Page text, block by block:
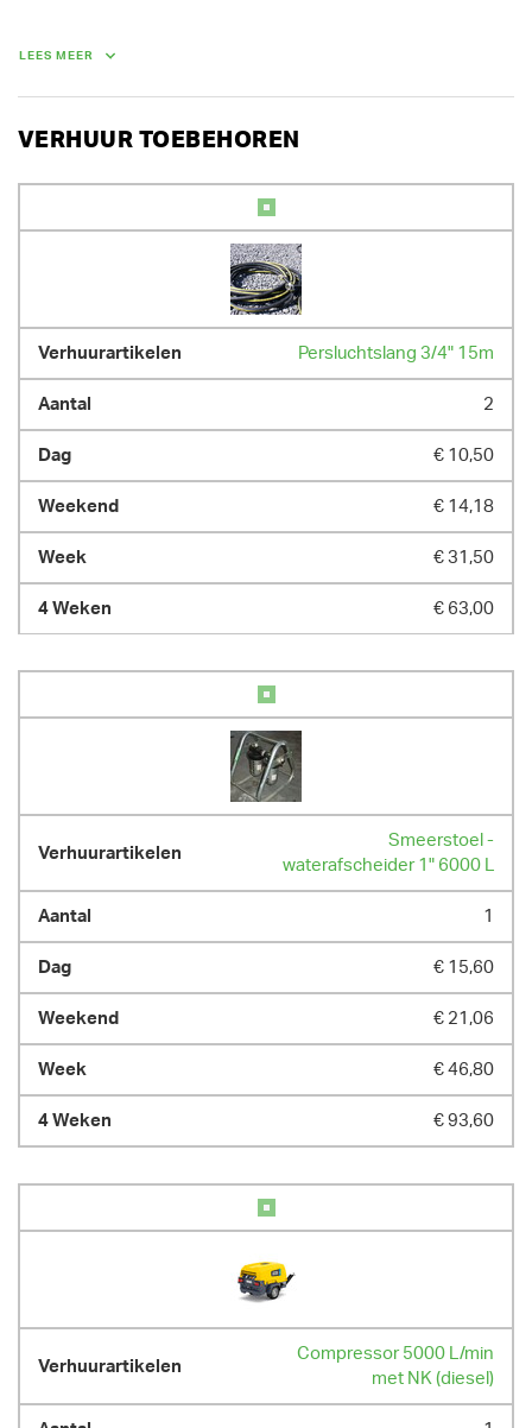
LEES MEER
VERHUUR TOEBEHOREN
Persluchtslang 3/4" 15m
2
€ 10,50
€ 14,18
€ 31,50
€ 63,00
Smeerstoel -
waterafscheider 1" 6000 L
1
€ 15,60
€ 21,06
€ 46,80
€ 93,60
Compressor 5000 L/min
met NK (diesel)